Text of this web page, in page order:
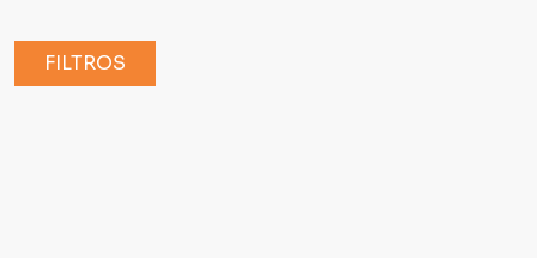
FILTROS